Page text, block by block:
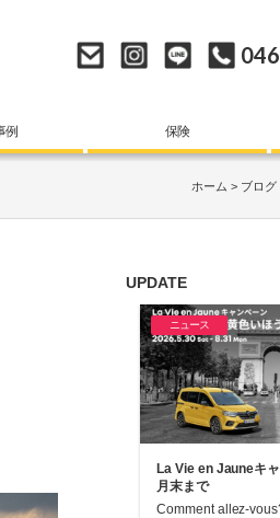
例 保険
ホーム ブログ
UPDATE
ニュース
La Vie en Jauneキ
月末まで
Comment allez-